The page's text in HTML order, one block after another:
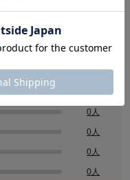
のたっぷりうるおいゼリ
足に悩む方におすすめ。
不思議なゼリー付き、温
ト形状のゴム・密着性の
)で、パートナーとの一
ぷりうるおいゼリー付き
0人
0人
0人
0人